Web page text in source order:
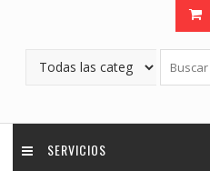
SERVICIOS